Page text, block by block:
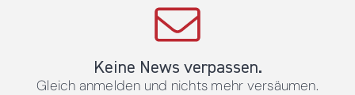
Keine News verpassen.
Gleich anmelden und nichts mehr versäumen.